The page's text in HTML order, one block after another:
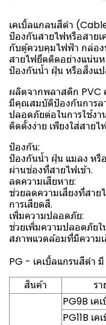
เคเบิ้ลแกลนสีดำ
ป้องกันสายไฟหรือสายเ
กับตู้ควบคุมไฟฟ้า กล่อง
สายไฟยึดติดอย่างแน่น
ป้องกันน้ำ ฝุ่น หรือสิ่งแ
ผลิตจากพลาสติก
มีคุณสมบัติป้องกันการล
ปลอดภัยต่อในการใช้งา
ติดตั้งง่าย เพียงใส่สาย
ป้องกัน:
ป้องกันน้ำ ฝุ่น แมลง ห
ผ่านช่องที่สายไฟเข้า.
ลดความเสียหาย:
ช่วยลดความเสี่ยงที่สาย
การเสียดสี.
เพิ่มความปลอดภัย:
ช่วยเพิ่มความปลอดภัยใ
สภาพแวดล้อมที่มีความเ
PG - เคเบิ้ลแกรนสีดำ
สินค้า
ร
PG9B เค
PG11B เ